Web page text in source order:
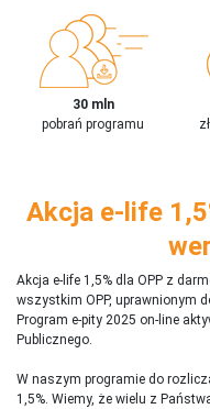
30 mln
pobrań programu
Akcja e-life
Akcja e-life 1,5% dla OPP z
wszystkim OPP, uprawnionym
Program e-pity 2025 on-line
Publicznego.
W naszym programie do
1,5%. Wiemy, że wielu z